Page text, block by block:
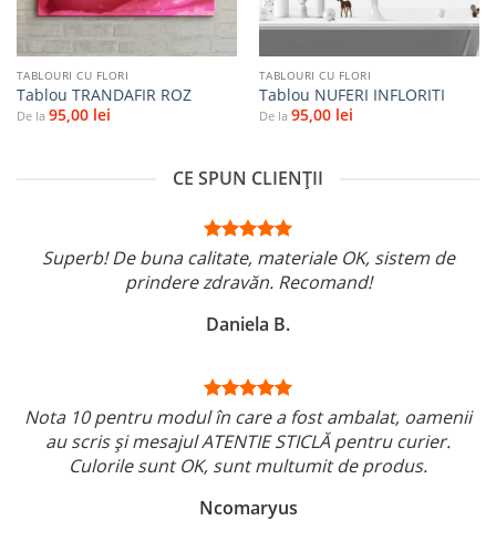
TABLOURI CU FLORI
Tablou TRANDAFIR ROZ
De la 95,00 lei
TABLOURI CU FLORI
Tablou NUFERI INFLORITI
De la 95,00 lei
CE SPUN CLIENȚII
Superb! De buna calitate, materiale OK, sistem de
prindere zdravăn. Recomand!
Daniela B.
Nota 10 pentru modul în care a fost ambalat, oamenii
au scris și mesajul ATENTIE STICLĂ pentru curier.
Culorile sunt OK, sunt multumit de produs.
Ncomaryus